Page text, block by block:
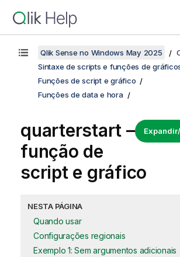
Qlik Sense no Windows May 2025
Sintaxe de scripts e funções de
Funções de script e gráfico
Funções de data e hora
quarterstart –
função de
script e gráfico
NESTA PÁGINA
Quando usar
Configurações regionais
Exemplo 1: Sem argumentos adicionais